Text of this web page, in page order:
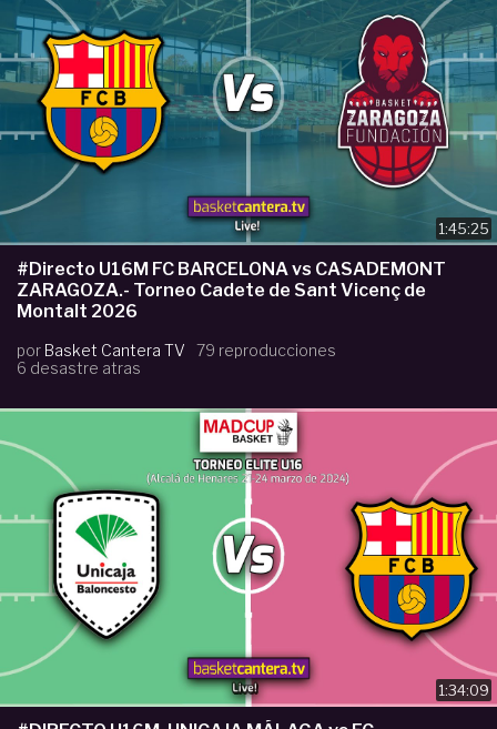
1:45:25
#Directo U16M FC BARCELONA vs CASADEMONT
ZARAGOZA.- Torneo Cadete de Sant Vicenç de
Montalt 2026
por Basket Cantera TV
79 reproducciones
6 desastre atras
1:34:09